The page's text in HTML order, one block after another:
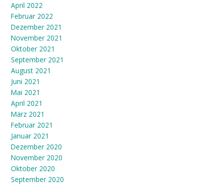
April 2022
Februar 2022
Dezember 2021
November 2021
Oktober 2021
September 2021
August 2021
Juni 2021
Mai 2021
April 2021
März 2021
Februar 2021
Januar 2021
Dezember 2020
November 2020
Oktober 2020
September 2020